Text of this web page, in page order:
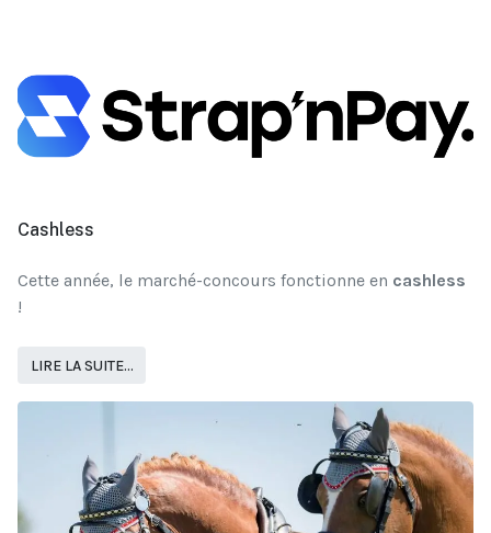
Cashless
Cette année, le marché-concours fonctionne en cashless
!
LIRE LA SUITE...